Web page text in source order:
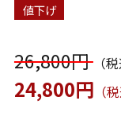
値下げ
26,800円（税
24,800円 （